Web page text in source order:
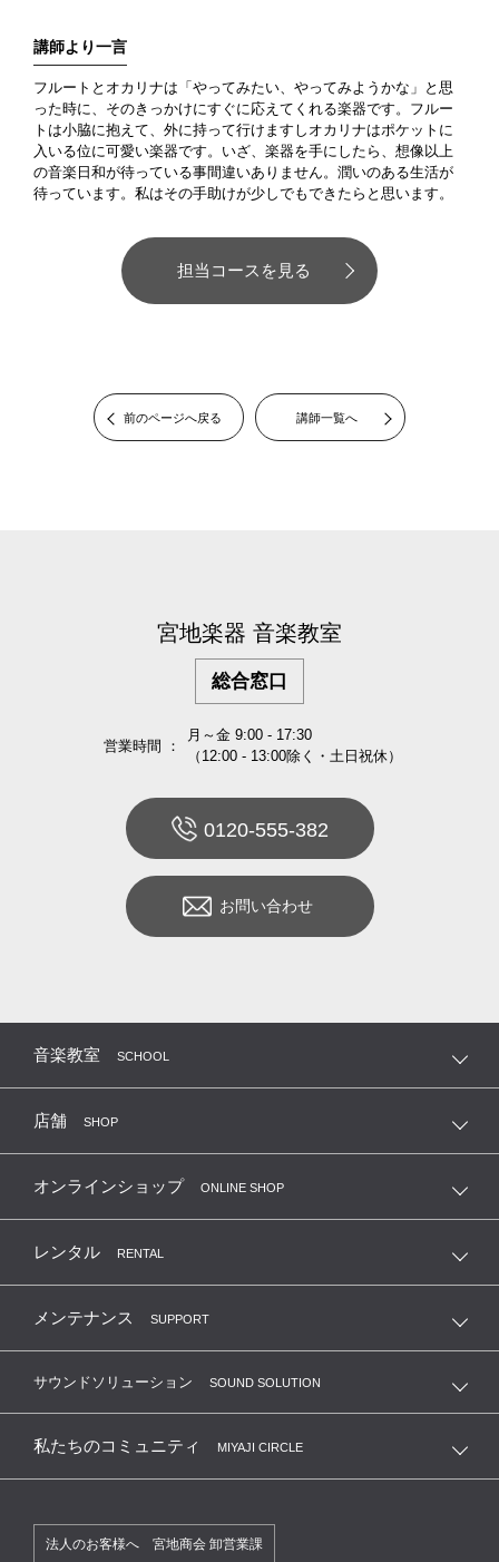
講師より一言
フルートとオカリナは「やってみたい、やってみようかな」と思
った時に、そのきっかけにすぐに応えてくれる楽器です。フルー
トは小脇に抱えて、外に持って行けますしオカリナはポケットに
入いる位に可愛い楽器です。いざ、楽器を手にしたら、想像以上
の音楽日和が待っている事間違いありません。潤いのある生活が
待っています。私はその手助けが少しでもできたらと思います。
担当コースを見る
前のページへ戻る 講師一覧へ
宮地楽器 音楽教室
総合窓口
営業時間 ：
月～金 9:00 - 17:30
（12:00 - 13:00除く・土日祝休）
0120-555-382
お問い合わせ
音楽教室 SCHOOL
店舗 SHOP
オンラインショップ ONLINE SHOP
レンタル RENTAL
メンテナンス SUPPORT
サウンドソリューション SOUND SOLUTION
私たちのコミュニティ MIYAJI CIRCLE
法人のお客様へ 宮地商会 卸営業課